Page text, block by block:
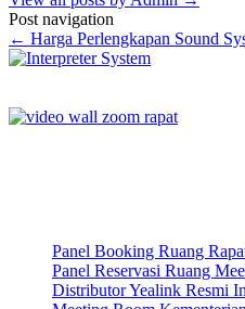
Post navigation
← Harga Perlengkapan Sound
Panel Booking Ruang
Panel Reservasi Ruang
Distributor Yealink Resmi